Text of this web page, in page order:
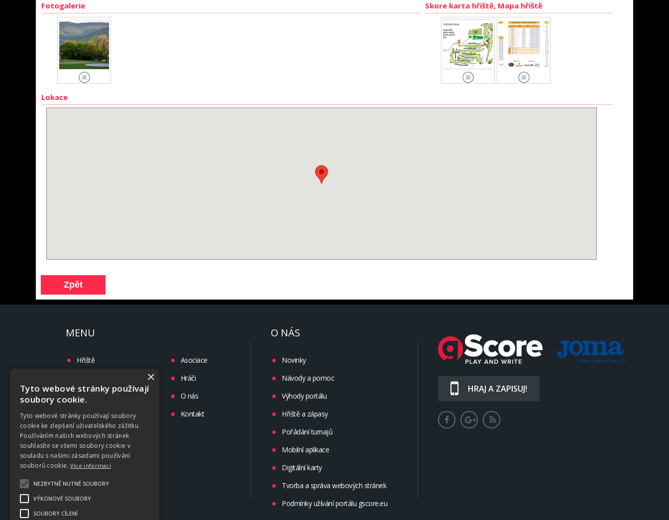
Fotogalerie Skore karta hřiště, Mapa hřiště
Lokace
MENU
Hřiště
Liga
Tréninky
Kluby
Asociace
Hráči
O nás
Kontakt
O NÁS
Novinky
Návody a pomoc
Výhody portálu
Hřiště a zápasy
Pořádání turnajů
Mobilní aplikace
Digitální karty
Tvorba a správa webových stránek
Podmínky užívání portálu gscore.eu
HRAJ A ZAPISUJ!
×
Tyto webové stránky používají
soubory cookie.
Tyto webové stránky používají soubory
cookie ke zlepšení uživatelského zážitku.
Používáním našich webových stránek
souhlasíte se všemi soubory cookie v
souladu s našimi zásadami používání
souborů cookie. Více informací
NEZBYTNĚ NUTNÉ SOUBORY
VÝKONOVÉ SOUBORY
SOUBORY CÍLENÍ